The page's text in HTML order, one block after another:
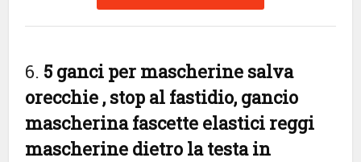
6. 5 ganci per mascherine salva
orecchie , stop al fastidio, gancio
mascherina fascette elastici reggi
mascherine dietro la testa in